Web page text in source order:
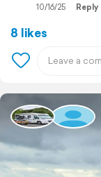
10/16/25 Reply
8 likes